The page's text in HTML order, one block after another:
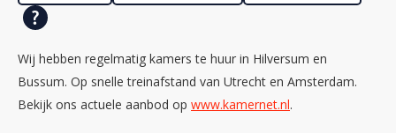
Wij hebben regelmatig kamers te huur in Hilversum en
Bussum. Op snelle treinafstand van Utrecht en Amsterdam.
Bekijk ons actuele aanbod op www.kamernet.nl.